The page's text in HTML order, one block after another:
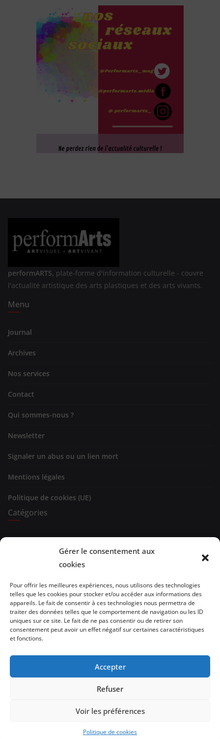
Gérer le consentement aux
cookies
Pour offrir les meilleures expériences, nous utilisons des technologies
telles que les cookies pour stocker et/ou accéder aux informations des
appareils. Le fait de consentir à ces technologies nous permettra de
traiter des données telles que le comportement de navigation ou les ID
uniques sur ce site. Le fait de ne pas consentir ou de retirer son
consentement peut avoir un effet négatif sur certaines caractéristiques
et fonctions.
Accepter
Refuser
Voir les préférences
Politique de cookies
performARTS, plate-forme d'information culturelle - couvre
l'actualité artistique des arts plastiques et des arts vivants.
Menu
Journal
Archives
Nos services
Contact
Qui sommes-nous ?
Newsletter
Signaler un abus ou un lien mort
Mentions légales
Politique de cookies (UE)
Catégories
Evénements
Brèves de lecture
Opinion